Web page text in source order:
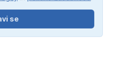
se